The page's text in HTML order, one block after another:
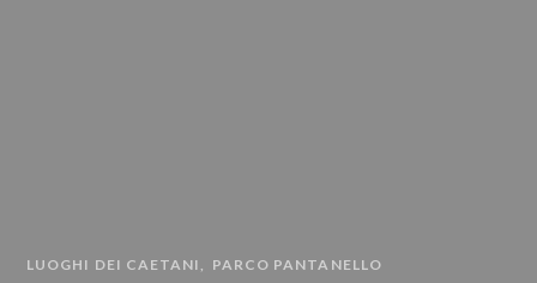
LUOGHI DEI CAETANI
PARCO PANTANELLO